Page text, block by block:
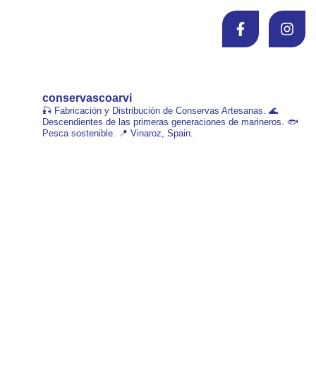
conservascoarvi
🎣 Fabricación y Distribución de Conservas Artesanas. 🌊
Descendientes de las primeras generaciones de marineros. 🐟
Pesca sostenible.
📍 Vinaroz, Spain.